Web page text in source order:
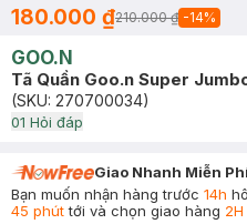
180.000 ₫210.000 ₫ -14%
GOO.N
Tã Quần Goo.n Super
(SKU: 270700034)
01 Hỏi đáp
Giao Nhanh Miễn
Bạn muốn nhận hàng trước 14h
45 phúttới và chọn giao hàng 2H